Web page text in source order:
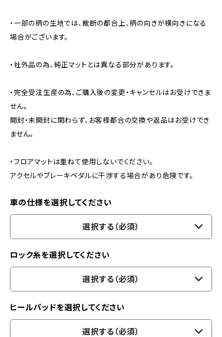
・一部の柄の生地では、裁断の都合上、柄の向きが横向きになる
場合がございます。
・社外品の為、純正マットとは異なる部分があります。
・完全受注生産の為、ご購入後の変更・キャンセルはお受けできま
せん。
開封・未開封に関わらず、お客様都合の交換や返品はお受けでき
ません。
・フロアマットは重ねて使用しないでください。
アクセルやブレーキペダルに干渉する場合があり危険です。
車の仕様を選択してください
選択する（必須）
ロック糸を選択してください
選択する（必須）
ヒールパッドを選択してください
選択する（必須）